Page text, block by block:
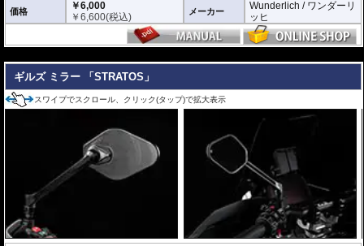
価格
￥6,000
￥6,600(税込) メーカー
Wunderlich / ワンダーリ
ッヒ
ギルズ ミラー 「STRATOS」
スワイプでスクロール、クリック(タップ)で拡大表示